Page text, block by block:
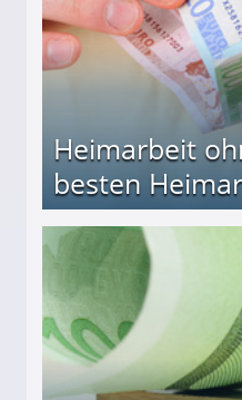
Heimarbeit
besten